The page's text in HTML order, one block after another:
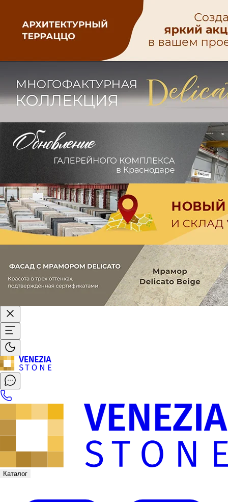
Каталог